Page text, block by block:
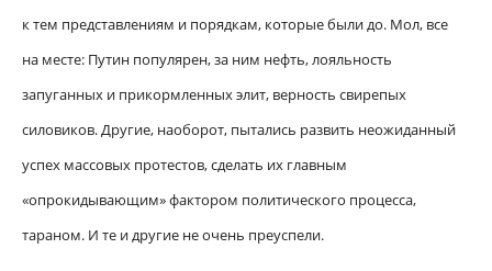
к тем представлениям и порядкам, которые были до. Мол, все
на месте: Путин популярен, за ним нефть, лояльность
запуганных и прикормленных элит, верность свирепых
силовиков. Другие, наоборот, пытались развить неожиданный
успех массовых протестов, сделать их главным
«опрокидывающим» фактором политического процесса,
тараном. И те и другие не очень преуспели.